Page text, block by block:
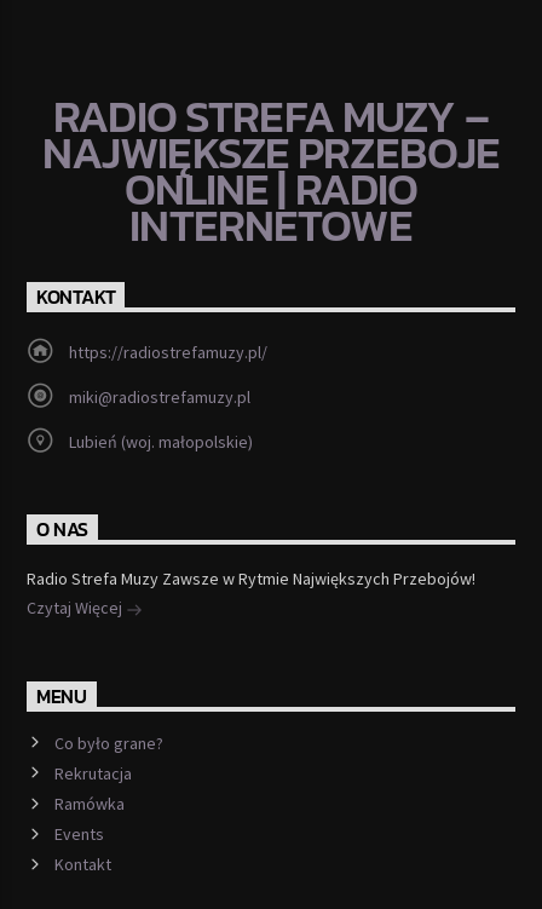
RADIO STREFA MUZY –
NAJWIĘKSZE PRZEBOJE
ONLINE | RADIO
INTERNETOWE
KONTAKT
https://radiostrefamuzy.pl/
miki@radiostrefamuzy.pl
Lubień (woj. małopolskie)
O NAS
Radio Strefa Muzy Zawsze w Rytmie Największych Przebojów!
Czytaj Więcej
MENU
Co było grane?
Rekrutacja
Ramówka
Events
Kontakt